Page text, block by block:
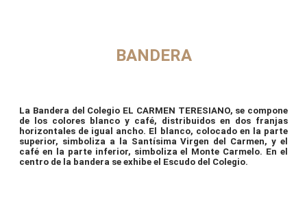
BANDERA
La Bandera del Colegio EL CARMEN TERESIANO, se compone
de los colores blanco y café, distribuidos en dos franjas
horizontales de igual ancho. El blanco, colocado en la parte
superior, simboliza a la Santísima Virgen del Carmen, y el
café en la parte inferior, simboliza el Monte Carmelo. En el
centro de la bandera se exhibe el Escudo del Colegio.